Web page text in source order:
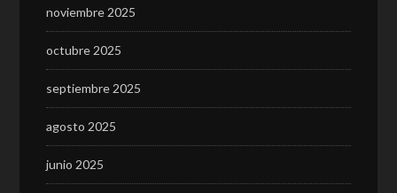
noviembre 2025
octubre 2025
septiembre 2025
agosto 2025
junio 2025